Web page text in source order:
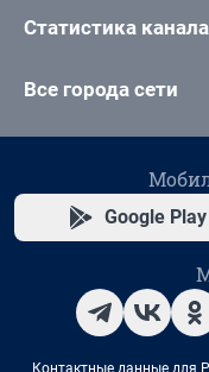
Статистика
Все города сети
Google Play
Контактные данные для